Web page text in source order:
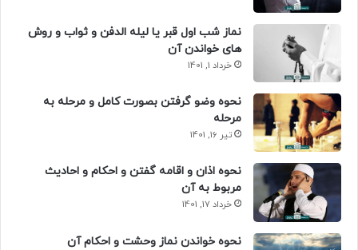
نماز شب اول قبر یا لیله الدفن و ثواب و روش
های خواندن آن
خرداد 1, 1401
نحوه وضو گرفتن بصورت کامل و مرحله به
مرحله
تیر 16, 1401
نحوه اذان و اقامه گفتن و احکام و احادیث
مربوط به آن
خرداد 17, 1401
نحوه خواندن نماز وحشت و احکام آن